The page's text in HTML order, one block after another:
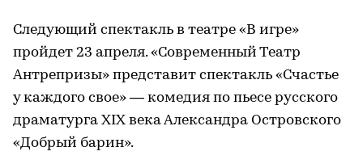
Следующий спектакль в театре «В игре»
пройдет 23 апреля. «Современный Театр
Антрепризы» представит спектакль «Счастье
у каждого свое» — комедия по пьесе русского
драматурга XIX века Александра Островского
«Добрый барин».